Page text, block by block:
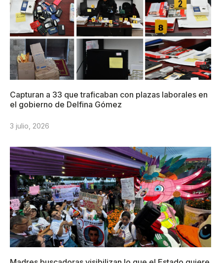
Capturan a 33 que traficaban con plazas laborales en
el gobierno de Delfina Gómez
3 julio, 2026